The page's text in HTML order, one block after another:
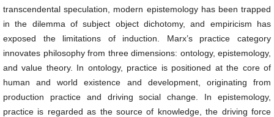
transcendental speculation, modern epistemology has been trapped
in the dilemma of subject object dichotomy, and empiricism has
exposed the limitations of induction. Marx’s practice category
innovates philosophy from three dimensions: ontology, epistemology,
and value theory. In ontology, practice is positioned at the core of
human and world existence and development, originating from
production practice and driving social change. In epistemology,
practice is regarded as the source of knowledge, the driving force